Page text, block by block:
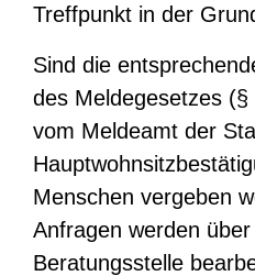
Treffpunkt in der
Sind die
des Meldegesetzes
vom Meldeamt der
Menschen vergeben
Anfragen werden
Beratungsstelle